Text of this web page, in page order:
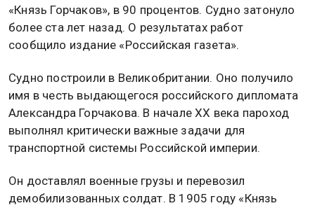
«Князь Горчаков», в 90 процентов. Судно затонуло
более ста лет назад. О результатах работ
сообщило издание «Российская газета».
Судно построили в Великобритании. Оно получило
имя в честь выдающегося российского дипломата
Александра Горчакова. В начале XX века пароход
выполнял критически важные задачи для
транспортной системы Российской империи.
Он доставлял военные грузы и перевозил
демобилизованных солдат. В 1905 году «Князь